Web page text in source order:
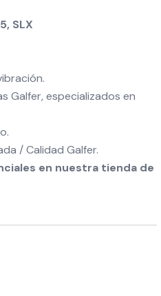
SLX
Galfer, especializados en
/ Calidad Galfer.
en nuestra tienda de